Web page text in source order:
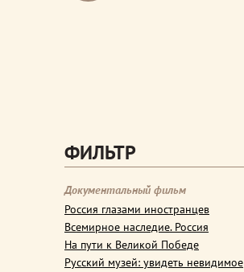
ФИЛЬТР
Документальный фильм
Россия глазами иностранцев
Всемирное наследие. Россия
На пути к Великой Победе
Русский музей: увидеть невидимое